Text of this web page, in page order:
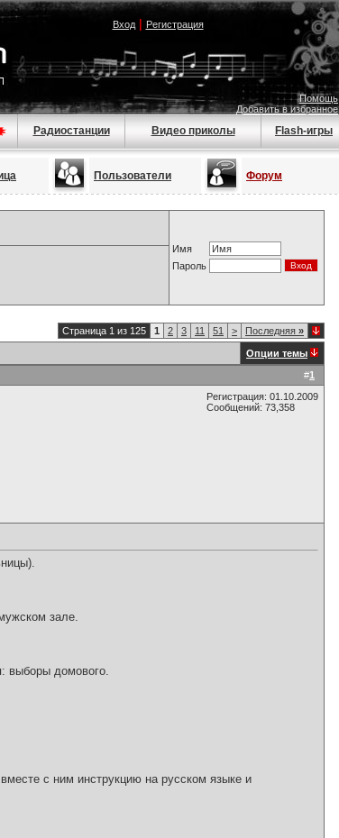
Вход| Регистрация
Помощь
Добавить в избранное
Радиостанции Видео приколы Flash-игры
Пользователи Форум
Имя
Пароль
Страница 1 из 125 1 2 3 11 51 > Последняя »
Опции темы
#1
Регистрация: 01.10.2009
Сообщений: 73,358
зале.
выборы домового.
с ним инструкцию на русском языке и